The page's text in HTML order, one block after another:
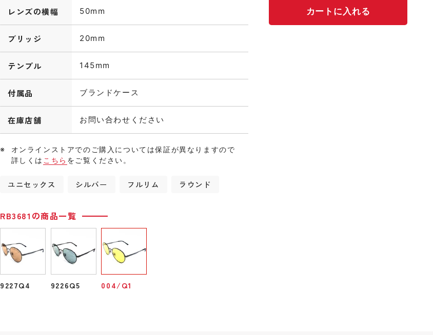
レンズの横幅 50mm
ブリッジ 20mm
テンプル 145mm
付属品 ブランドケース
在庫店舗 お問い合わせください
オンラインストアでのご購入については保証が異なりますので
詳しくは こちら をご覧ください。
ユニセックス シルバー フルリム ラウンド
RB3681の商品一覧
9227Q4 9226Q5 004/Q1